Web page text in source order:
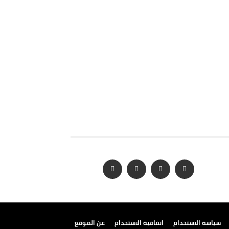
سياسة الاستخدام اتفاقية الاستخدام عن الموقع